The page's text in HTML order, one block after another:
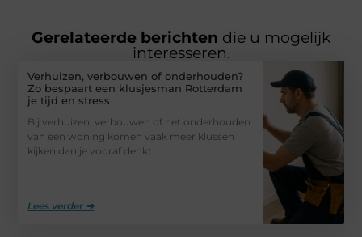
Gerelateerde berichten die u mogelijk
interesseren.
Verhuizen, verbouwen of onderhouden?
Zo bespaart een klusjesman Rotterdam
je tijd en stress
Bij verhuizen, verbouwen of het onderhouden
van een woning komen vaak meer klussen
kijken dan je vooraf denkt.
Lees verder ➜